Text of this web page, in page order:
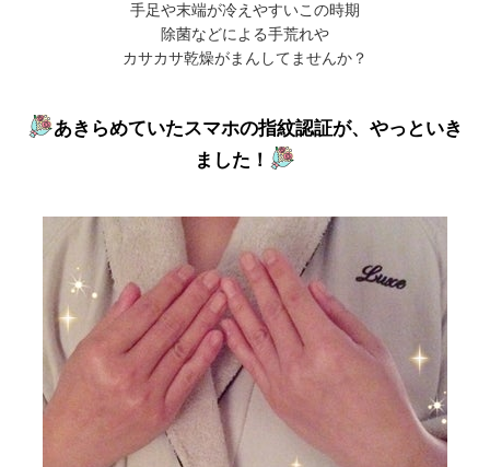
手足や末端が冷えやすいこの時期
除菌などによる手荒れや
カサカサ乾燥がまんしてませんか？
あきらめていたスマホの指紋認証が、やっといき
ました！